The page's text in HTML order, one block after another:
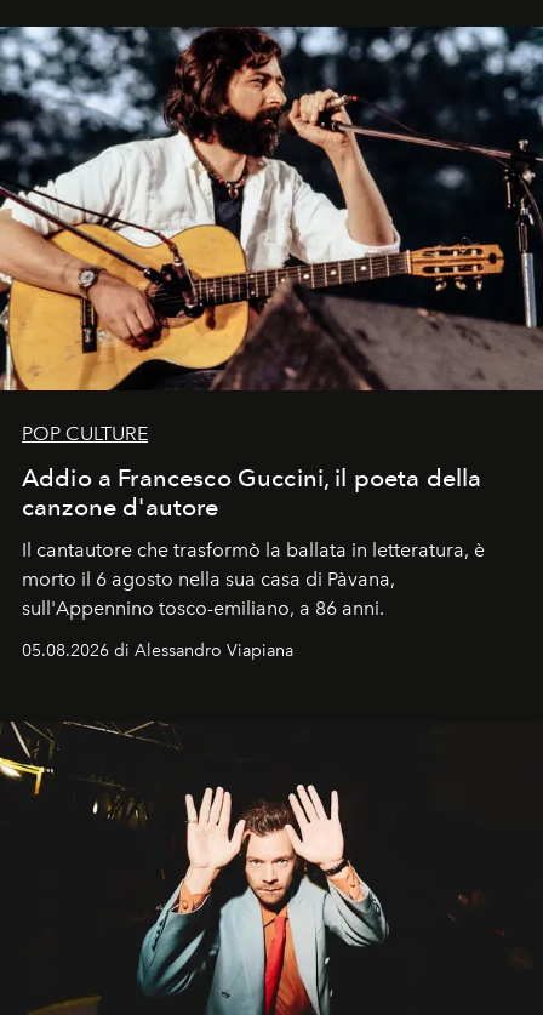
uno dei documenti più contemporanei che abbiamo.
POP CULTURE
Addio a Francesco Guccini, il poeta della
canzone d'autore
Il cantautore che trasformò la ballata in letteratura, è
morto il 6 agosto nella sua casa di Pàvana,
sull'Appennino tosco-emiliano, a 86 anni.
05.08.2026 di Alessandro Viapiana